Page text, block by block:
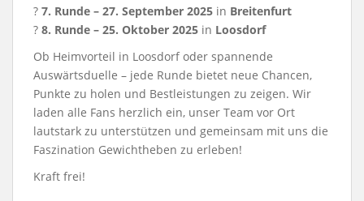
? 7. Runde – 27. September 2025 in Breitenfurt
? 8. Runde – 25. Oktober 2025 in Loosdorf
Ob Heimvorteil in Loosdorf oder spannende
Auswärtsduelle – jede Runde bietet neue Chancen,
Punkte zu holen und Bestleistungen zu zeigen. Wir
laden alle Fans herzlich ein, unser Team vor Ort
lautstark zu unterstützen und gemeinsam mit uns die
Faszination Gewichtheben zu erleben!
Kraft frei!